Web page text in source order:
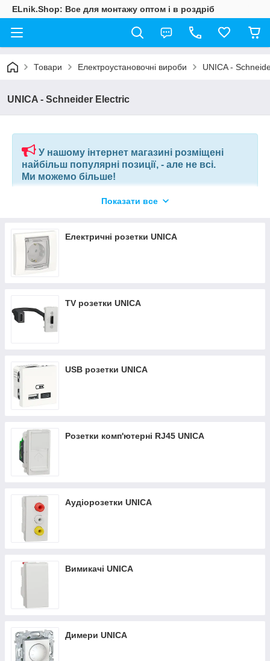
ELnik.Shop: Все для монтажу оптом і в роздріб
Товари Електроустановочні вироби UNICA -
UNICA - Schneider Electric
У нашому інтернет магазині розміщені
найбільш популярні позиції, - але не всі.
Ми можемо більше!
Якщо ви шукаєте конкретну позицію або заміну товару, який
вашим запитом, або аналоги інших виробників.
+380675038212
виробничих підприємств.
Показати все
Електричні розетки UNICA
TV розетки UNICA
USB розетки UNICA
Розетки комп'ютерні RJ45 UNICA
Аудіорозетки UNICA
Вимикачі UNICA
Димери UNICA